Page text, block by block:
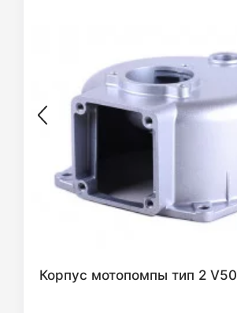
Корпус мотопомпы тип 2 V50